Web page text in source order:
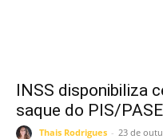
INSS disponibiliza
saque do PIS/
Thais Rodrigues - 23 de